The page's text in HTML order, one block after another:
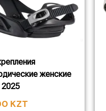
женские
KZT